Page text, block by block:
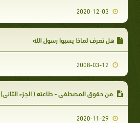
هل تعرف لماذا يسبوا رسول الله
من حقوق المصطفى - طاعته ( الجزء الثاني)